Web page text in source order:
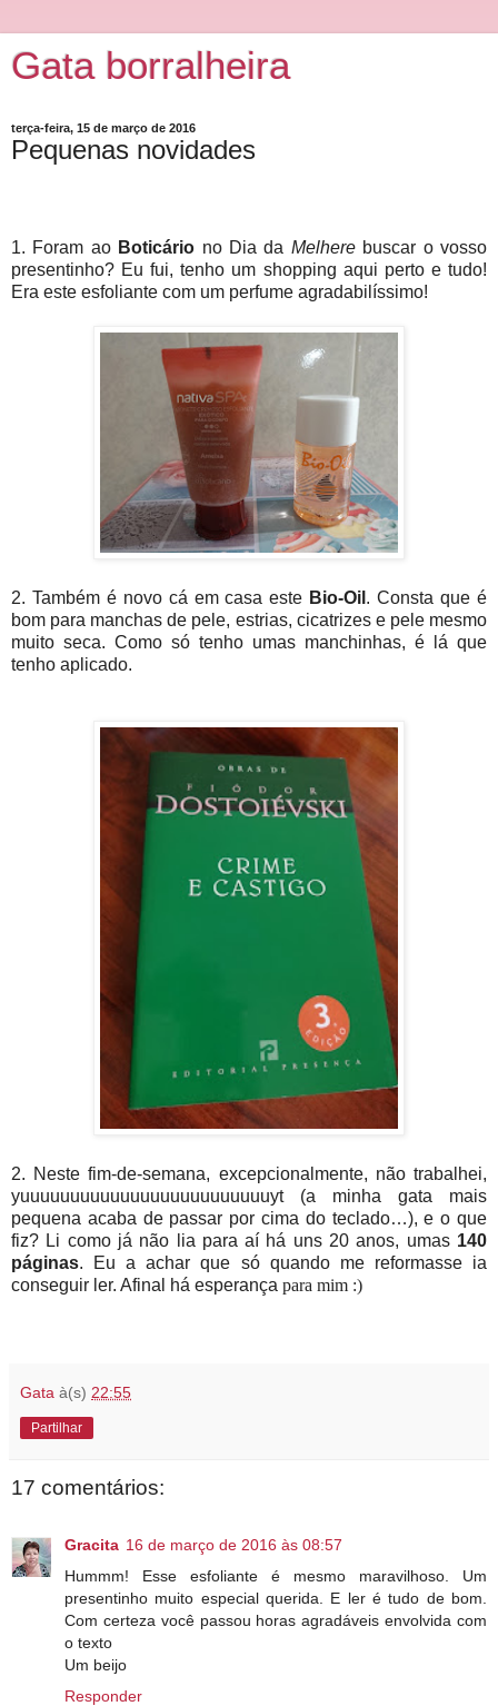
Gata borralheira
terça-feira, 15 de março de 2016
Pequenas novidades
1. Foram ao Boticário no Dia da Melherebuscar o vosso
presentinho? Eu fui, tenho um shopping aqui perto e tudo!
Era este esfoliante com um perfume agradabilíssimo!
2. Também é novo cá em casa este Bio-Oil . Consta que é
bom para manchas de pele, estrias, cicatrizes e pele mesmo
muito seca. Como só tenho umas manchinhas, é lá que
tenho aplicado.
2. Neste fim-de-semana, excepcionalmente, não trabalhei,
yuuuuuuuuuuuuuuuuuuuuuuuuuyt (a minha gata mais
pequena acaba de passar por cima do teclado…), e o que
fiz? Li como já não lia para aí há uns 20 anos, umas 140
páginas. Eu a achar que só quando me reformasse ia
conseguir ler. Afinal há esperança para mim :)
Gata à(s) 22:55
Partilhar
17 comentários:
Gracita 16 de março de 2016 às 08:57
Hummm! Esse esfoliante é mesmo maravilhoso. Um
presentinho muito especial querida. E ler é tudo de bom.
Com certeza você passou horas agradáveis envolvida com
o texto
Um beijo
Responder